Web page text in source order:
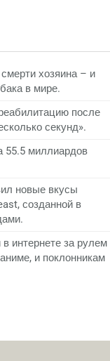
хозяина – и
в мире.
после
секунд».
55.5 миллиардов
новые вкусы
созданной в
интернете за рулем
и поклонникам